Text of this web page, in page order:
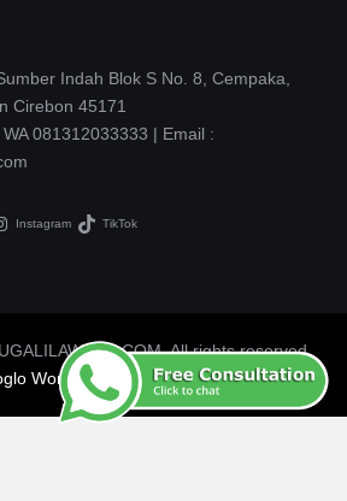
Indah Blok S No. 8, Cempaka,
Cirebon 45171
081312033333 | Email :
Instagram TikTok
All rights reserved.
WordPress Theme